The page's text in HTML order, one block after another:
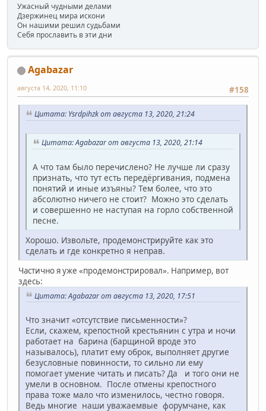
Ужасный чудными делами
Дзержинец мира искони
Он нашими решил судьбами
Себя прославить в эти дни
Agabazar
#158
августа 14, 2020, 11:10
Цитата: Ysrdpihzk от августа 13, 2020, 21:24
Цитата: Agabazar от августа 13, 2020, 21:14
А что там было перечислено? Не лучше ли сразу
признать, что тут есть передёргивания, подмена
понятий и иные изъяны? Тем более, что это
абсолютно ничего не стоит? Можно это сделать
и совершенно не наступая на горло собственной
песне.
Хорошо. Извольте, продемонстрируйте как это
сделать и где конкретно я неправ.
Частично я уже «продемонстрировал». Например, вот
здесь:
Цитата: Agabazar от августа 13, 2020, 17:51
Что значит «отсутствие письменности»?
Если, скажем, крепостной крестьянин с утра и ночи
работает на барина (барщиной вроде это
называлось), платит ему оброк, выполняет другие
безусловные повинности, то сильно ли ему
помогает умение читать и писать? Да и того они не
умели в основном. После отмены крепостного
права тоже мало что изменилось, честно говоря.
Ведь многие наши уважаемвые форумчане, как